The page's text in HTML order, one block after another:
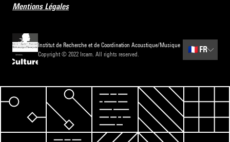
Mentions Légales
Institut de Recherche et de Coordination Acoustique/Musique
Copyright © 2022 Ircam. All rights reserved.
🇫🇷 FR